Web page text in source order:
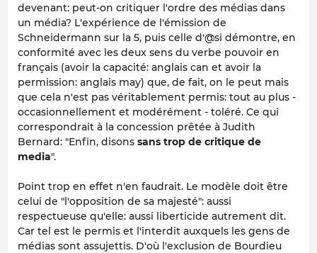
devenant: peut-on critiquer l'ordre des médias dans
un média? L'expérience de l'émission de
Schneidermann sur la 5, puis celle d'@si démontre, en
conformité avec les deux sens du verbe pouvoir en
français (avoir la capacité: anglais can et avoir la
permission: anglais may) que, de fait, on le peut mais
que cela n'est pas véritablement permis: tout au plus -
occasionnellement et modérément - toléré. Ce qui
correspondrait à la concession prêtée à Judith
Bernard: "Enfin, disons sans trop de critique de
media".
Point trop en effet n'en faudrait. Le modèle doit être
celui de "l'opposition de sa majesté": aussi
respectueuse qu'elle: aussi liberticide autrement dit.
Car tel est le permis et l'interdit auxquels les gens de
médias sont assujettis. D'où l'exclusion de Bourdieu